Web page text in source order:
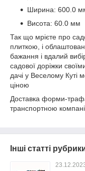
Ширина: 600.0
Висота: 60.0 мм
Так що мрієте про
плиткою, і
бажання і вдалий
садової доріжки
дачі у Веселому Куті
ціною
Доставка форми-
транспортною
Інші статті